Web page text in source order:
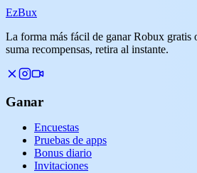
EzBux
La forma más fácil de ganar Robux gratis
suma recompensas, retira al instante.
Ganar
Encuestas
Pruebas de apps
Bonus diario
Invitaciones